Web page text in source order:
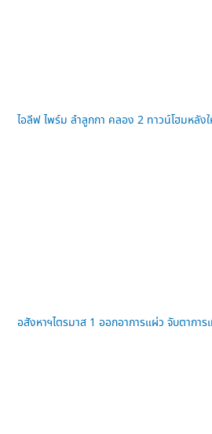
ไอลีฟ ไพร์ม ลำลูกกา คลอง 2 ทาวน์โฮมหลัง
อสังหาฯไตรมาส 1 ออกอาการแผ่ว จับตากา